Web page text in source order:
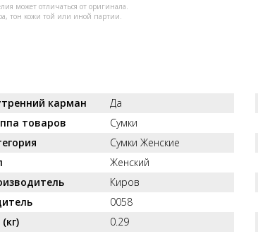
может отличаться от оригинала.
тон кожи той или иной партии.
карман
Да
товаров
Сумки
Сумки Женские
Женский
Киров
0058
0.29